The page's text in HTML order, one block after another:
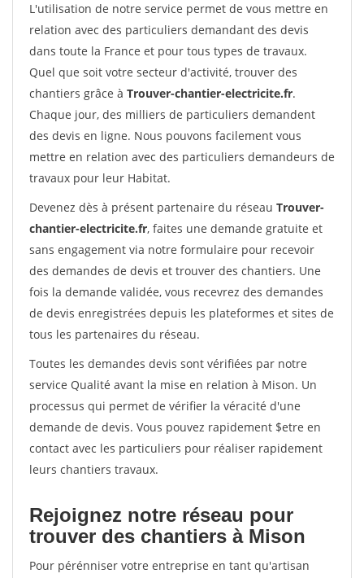
L'utilisation de notre service permet de vous mettre en
relation avec des particuliers demandant des devis
dans toute la France et pour tous types de travaux.
Quel que soit votre secteur d'activité, trouver des
chantiers grâce à Trouver-chantier-electricite.fr.
Chaque jour, des milliers de particuliers demandent
des devis en ligne. Nous pouvons facilement vous
mettre en relation avec des particuliers demandeurs de
travaux pour leur Habitat.
Devenez dès à présent partenaire du réseau Trouver-
chantier-electricite.fr, faites une demande gratuite et
sans engagement via notre formulaire pour recevoir
des demandes de devis et trouver des chantiers. Une
fois la demande validée, vous recevrez des demandes
de devis enregistrées depuis les plateformes et sites de
tous les partenaires du réseau.
Toutes les demandes devis sont vérifiées par notre
service Qualité avant la mise en relation à Mison. Un
processus qui permet de vérifier la véracité d'une
demande de devis. Vous pouvez rapidement $etre en
contact avec les particuliers pour réaliser rapidement
leurs chantiers travaux.
Rejoignez notre réseau pour
trouver des chantiers à Mison
Pour pérénniser votre entreprise en tant qu'artisan